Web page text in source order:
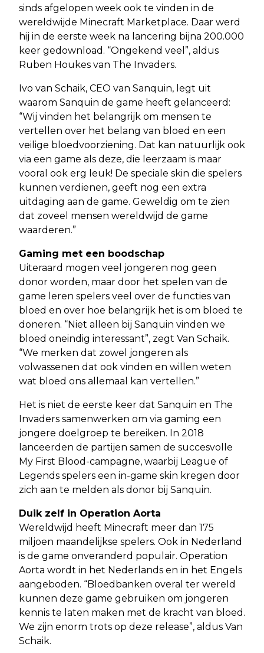
sinds afgelopen week ook te vinden in de
wereldwijde Minecraft Marketplace. Daar werd
hij in de eerste week na lancering bijna 200.000
keer gedownload. “Ongekend veel”, aldus
Ruben Houkes van The Invaders.
Ivo van Schaik, CEO van Sanquin, legt uit
waarom Sanquin de game heeft gelanceerd:
“Wij vinden het belangrijk om mensen te
vertellen over het belang van bloed en een
veilige bloedvoorziening. Dat kan natuurlijk ook
via een game als deze, die leerzaam is maar
vooral ook erg leuk! De speciale skin die spelers
kunnen verdienen, geeft nog een extra
uitdaging aan de game. Geweldig om te zien
dat zoveel mensen wereldwijd de game
waarderen.”
Gaming met een boodschap
Uiteraard mogen veel jongeren nog geen
donor worden, maar door het spelen van de
game leren spelers veel over de functies van
bloed en over hoe belangrijk het is om bloed te
doneren. “Niet alleen bij Sanquin vinden we
bloed oneindig interessant”, zegt Van Schaik.
“We merken dat zowel jongeren als
volwassenen dat ook vinden en willen weten
wat bloed ons allemaal kan vertellen.”
Het is niet de eerste keer dat Sanquin en The
Invaders samenwerken om via gaming een
jongere doelgroep te bereiken. In 2018
lanceerden de partijen samen de succesvolle
My First Blood-campagne, waarbij League of
Legends spelers een in-game skin kregen door
zich aan te melden als donor bij Sanquin.
Duik zelf in Operation Aorta
Wereldwijd heeft Minecraft meer dan 175
miljoen maandelijkse spelers. Ook in Nederland
is de game onveranderd populair. Operation
Aorta wordt in het Nederlands en in het Engels
aangeboden. “Bloedbanken overal ter wereld
kunnen deze game gebruiken om jongeren
kennis te laten maken met de kracht van bloed.
We zijn enorm trots op deze release”, aldus Van
Schaik.